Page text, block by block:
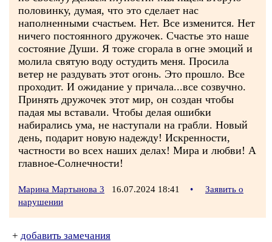
половинку, думая, что это сделает нас
наполненными счастьем. Нет. Все изменится. Нет
ничего постоянного дружочек. Счастье это наше
состояние Души. Я тоже сгорала в огне эмоций и
молила святую воду остудить меня. Просила
ветер не раздувать этот огонь. Это прошло. Все
проходит. И ожидание у причала...все созвучно.
Принять дружочек этот мир, он создан чтобы
падая мы вставали. Чтобы делая ошибки
набирались ума, не наступали на грабли. Новый
день, подарит новую надежду! Искренности,
частности во всех наших делах! Мира и любви! А
главное-Солнечности!
Марина Мартынова 3 16.07.2024 18:41 •
Заявить о
нарушении
+ добавить замечания